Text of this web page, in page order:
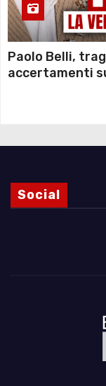
Paolo Belli,
accertamenti
Social